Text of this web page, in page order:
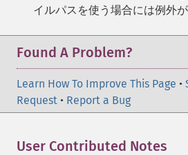
イルパスを使う場合には例外が
Found A Problem?
Learn How To Improve This Page •
Request • Report a Bug
User Contributed Notes